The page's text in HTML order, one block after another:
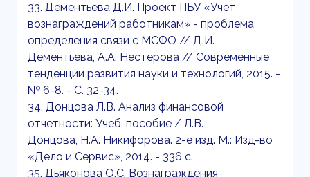
33. Дементьева Д.И. Проект ПБУ «Учет
вознаграждений работникам» - проблема
определения связи с МСФО // Д.И.
Дементьева, А.А. Нестерова // Современные
тенденции развития науки и технологий, 2015. -
№ 6-8. - С. 32-34.
34. Донцова Л.В. Анализ финансовой
отчетности: Учеб. пособие / Л.В.
Донцова, Н.А. Никифорова. 2-е изд. М.: Изд-во
«Дело и Сервис», 2014. - 336 с.
35. Дьяконова О.С. Вознаграждения